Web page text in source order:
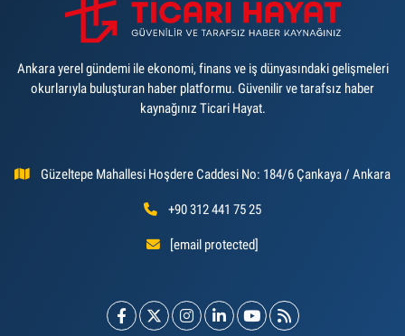
Ankara yerel gündemi ile ekonomi, finans ve iş dünyasındaki gelişmeleri
okurlarıyla buluşturan haber platformu. Güvenilir ve tarafsız haber
kaynağınız Ticari Hayat.
Güzeltepe Mahallesi Hoşdere Caddesi No: 184/6 Çankaya / Ankara
+90 312 441 75 25
[email protected]